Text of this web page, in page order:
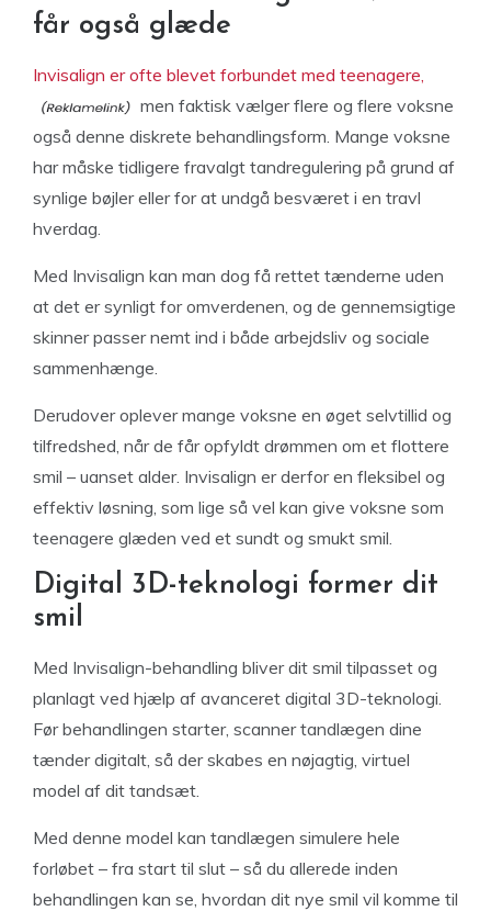
får også glæde
Invisalign er ofte blevet forbundet med teenagere,
men faktisk vælger flere og flere voksne
også denne diskrete behandlingsform. Mange voksne
har måske tidligere fravalgt tandregulering på grund af
synlige bøjler eller for at undgå besværet i en travl
hverdag.
Med Invisalign kan man dog få rettet tænderne uden
at det er synligt for omverdenen, og de gennemsigtige
skinner passer nemt ind i både arbejdsliv og sociale
sammenhænge.
Derudover oplever mange voksne en øget selvtillid og
tilfredshed, når de får opfyldt drømmen om et flottere
smil – uanset alder. Invisalign er derfor en fleksibel og
effektiv løsning, som lige så vel kan give voksne som
teenagere glæden ved et sundt og smukt smil.
Digital 3D-teknologi former dit
smil
Med Invisalign-behandling bliver dit smil tilpasset og
planlagt ved hjælp af avanceret digital 3D-teknologi.
Før behandlingen starter, scanner tandlægen dine
tænder digitalt, så der skabes en nøjagtig, virtuel
model af dit tandsæt.
Med denne model kan tandlægen simulere hele
forløbet – fra start til slut – så du allerede inden
behandlingen kan se, hvordan dit nye smil vil komme til